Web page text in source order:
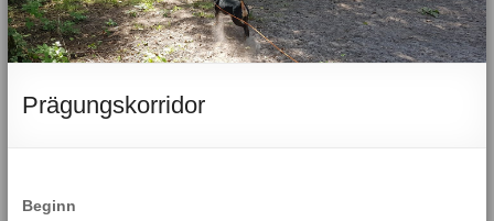
Prägungskorridor
Beginn